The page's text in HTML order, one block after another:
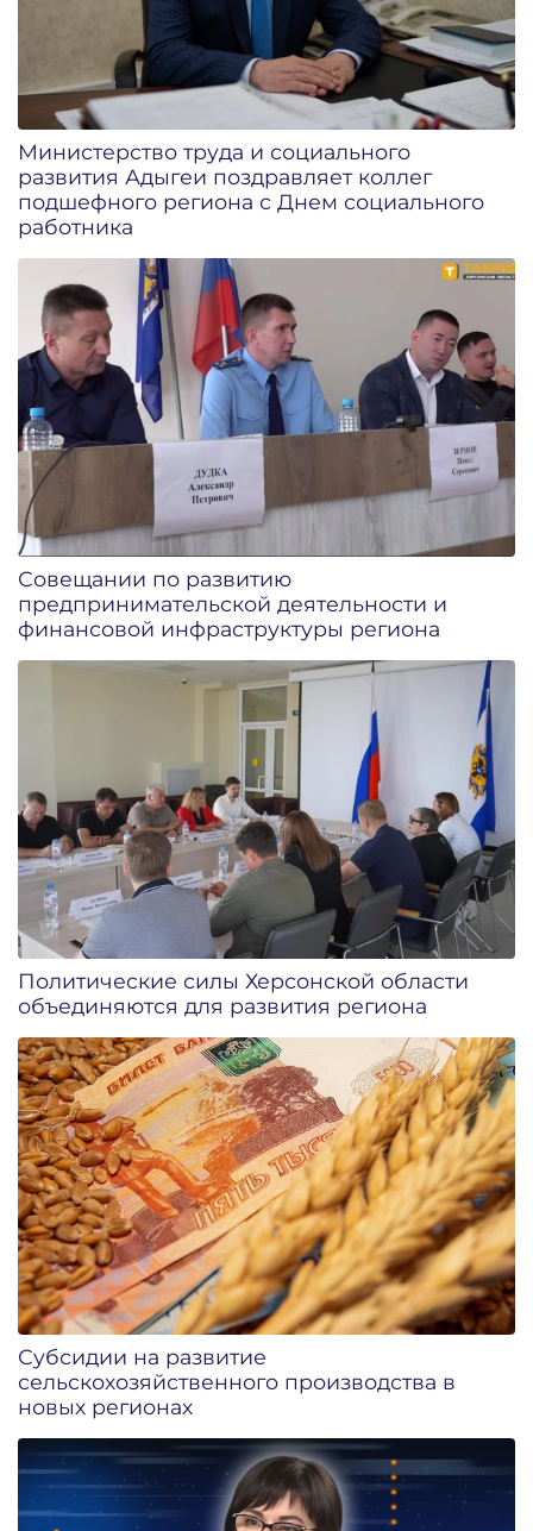
Министерство труда и социального
развития Адыгеи поздравляет коллег
подшефного региона с Днем социального
работника
Совещании по развитию
предпринимательской деятельности и
финансовой инфраструктуры региона
Политические силы Херсонской области
объединяются для развития региона
Субсидии на развитие
сельскохозяйственного производства в
новых регионах